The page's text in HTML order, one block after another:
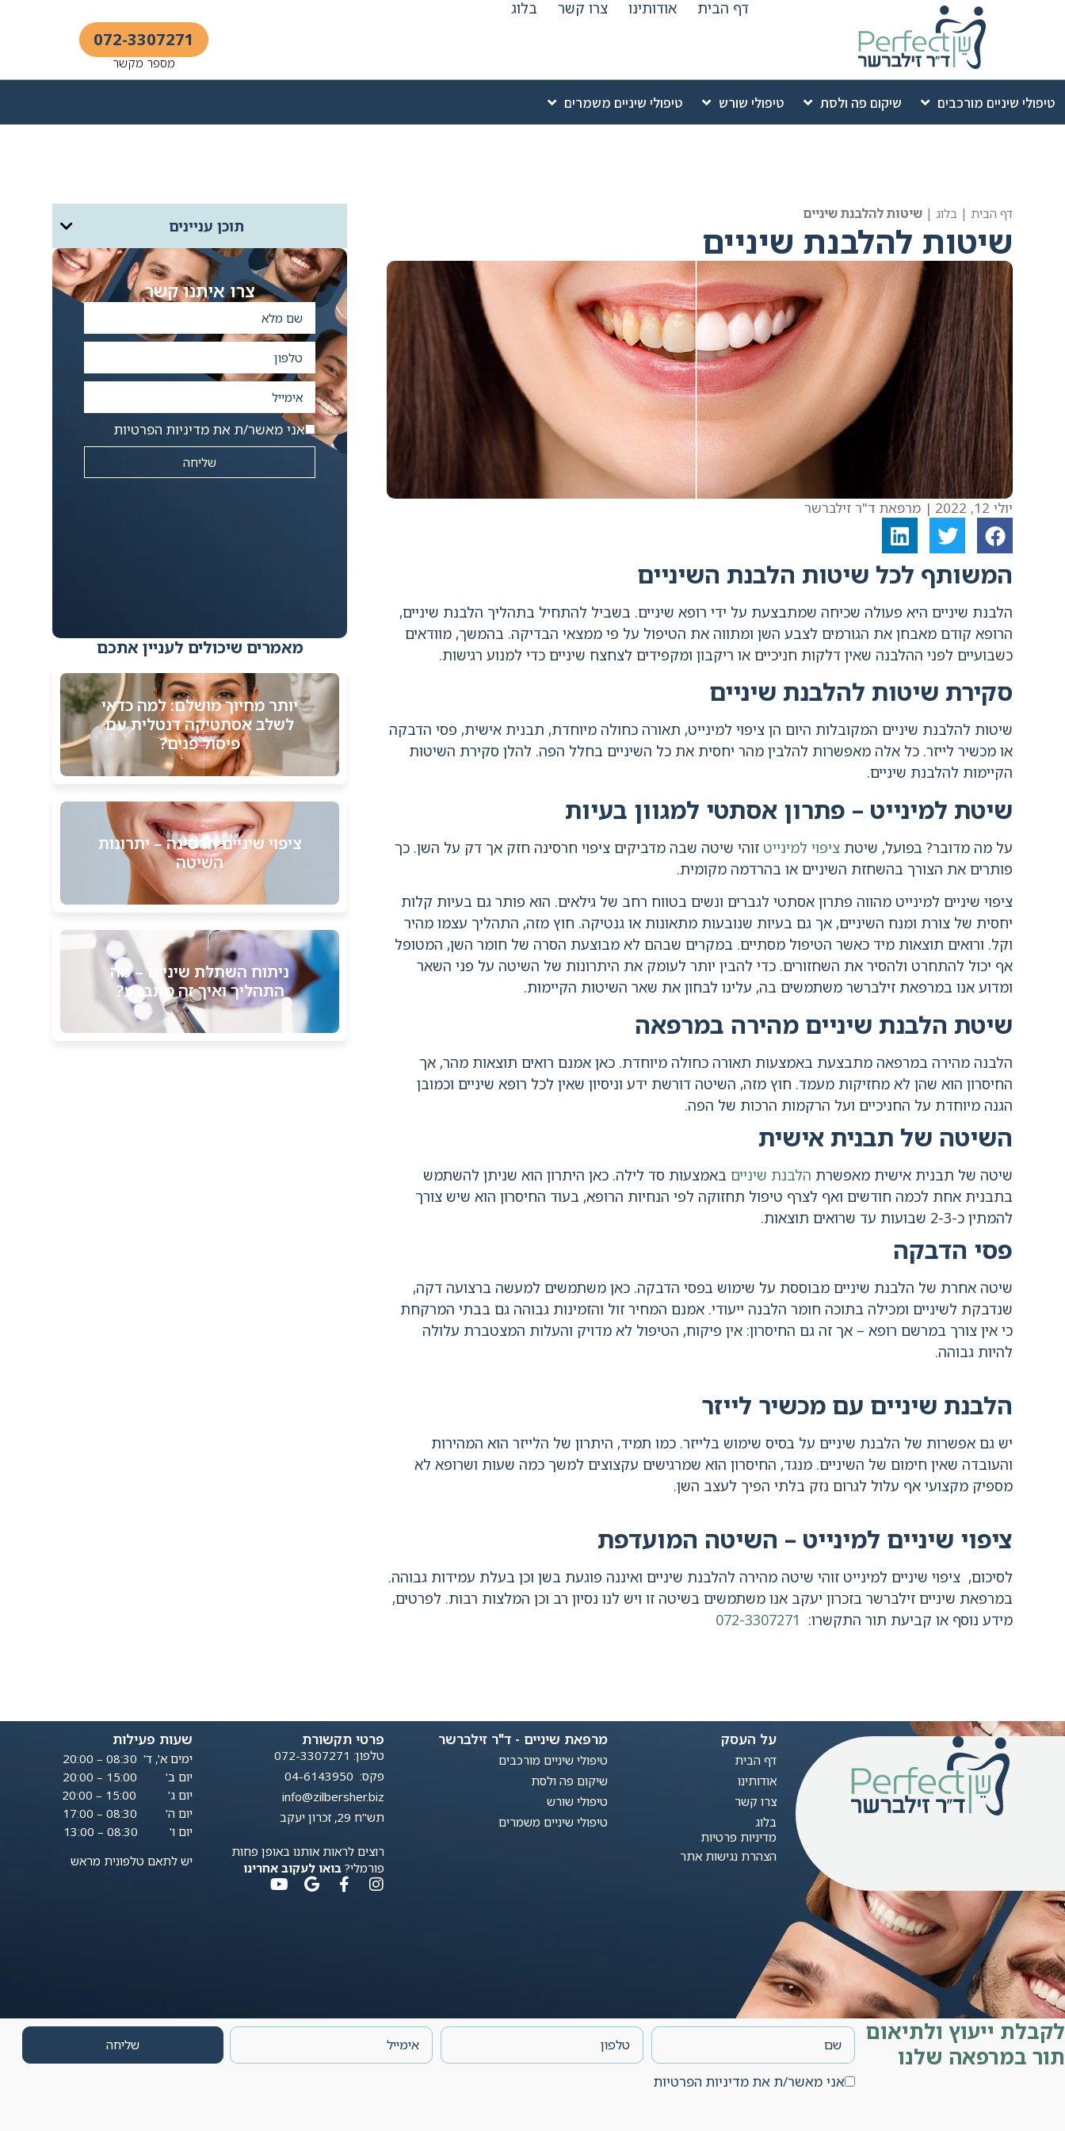
דף הבית אודותינו צרו קשר בלוג
072-3307271
מספר מקשר
טיפולי שיניים מורכבים שיקום פה ולסת טיפולי שורש טיפולי שיניים משמרים
דף הבית | בלוג | שיטות להלבנת שיניים
שיטות להלבנת שיניים
יולי 12, 2022 | מרפאת ד"ר זילברשר
המשותף לכל שיטות הלבנת השיניים
הלבנת שיניים היא פעולה שכיחה שמתבצעת על ידי רופא שיניים. בשביל להתחיל בתהליך הלבנת שיניים,
הרופא קודם מאבחן את הגורמים לצבע השן ומתווה את הטיפול על פי ממצאי הבדיקה. בהמשך, מוודאים
כשבועיים לפני ההלבנה שאין דלקות חניכיים או ריקבון ומקפידים לצחצח שיניים כדי למנוע רגישות.
סקירת שיטות להלבנת שיניים
שיטות להלבנת שיניים המקובלות היום הן ציפוי למינייט, תאורה כחולה מיוחדת, תבנית אישית, פסי הדבקה
או מכשיר לייזר. כל אלה מאפשרות להלבין מהר יחסית את כל השיניים בחלל הפה. להלן סקירת השיטות
הקיימות להלבנת שיניים.
שיטת למינייט – פתרון אסתטי למגוון בעיות
על מה מדובר? בפועל, שיטת ציפוי למינייט זוהי שיטה שבה מדביקים ציפוי חרסינה חזק אך דק על השן. כך
פותרים את הצורך בהשחזת השיניים או בהרדמה מקומית.
ציפוי שיניים למינייט מהווה פתרון אסתטי לגברים ונשים בטווח רחב של גילאים. הוא פותר גם בעיות קלות
יחסית של צורת ומנח השיניים, אך גם בעיות שנובעות מתאונות או גנטיקה. חוץ מזה, התהליך עצמו מהיר
וקל. ורואים תוצאות מיד כאשר הטיפול מסתיים. במקרים שבהם לא מבוצעת הסרה של חומר השן, המטופל
אף יכול להתחרט ולהסיר את השחזורים. כדי להבין יותר לעומק את היתרונות של השיטה על פני השאר
ומדוע אנו במרפאת זילברשר משתמשים בה, עלינו לבחון את שאר השיטות הקיימות.
שיטת הלבנת שיניים מהירה במרפאה
הלבנה מהירה במרפאה מתבצעת באמצעות תאורה כחולה מיוחדת. כאן אמנם רואים תוצאות מהר, אך
החיסרון הוא שהן לא מחזיקות מעמד. חוץ מזה, השיטה דורשת ידע וניסיון שאין לכל רופא שיניים וכמובן
הגנה מיוחדת על החניכיים ועל הרקמות הרכות של הפה.
השיטה של תבנית אישית
שיטה של תבנית אישית מאפשרת הלבנת שיניים באמצעות סד לילה. כאן היתרון הוא שניתן להשתמש
בתבנית אחת לכמה חודשים ואף לצרף טיפול תחזוקה לפי הנחיות הרופא, בעוד החיסרון הוא שיש צורך
להמתין כ-2-3 שבועות עד שרואים תוצאות.
פסי הדבקה
שיטה אחרת של הלבנת שיניים מבוססת על שימוש בפסי הדבקה. כאן משתמשים למעשה ברצועה דקה,
שנדבקת לשיניים ומכילה בתוכה חומר הלבנה ייעודי. אמנם המחיר זול והזמינות גבוהה גם בבתי המרקחת
כי אין צורך במרשם רופא – אך זה גם החיסרון: אין פיקוח, הטיפול לא מדויק והעלות המצטברת עלולה
להיות גבוהה.
הלבנת שיניים עם מכשיר לייזר
יש גם אפשרות של הלבנת שיניים על בסיס שימוש בלייזר. כמו תמיד, היתרון של הלייזר הוא המהירות
והעובדה שאין חימום של השיניים. מנגד, החיסרון הוא שמרגישים עקצוצים למשך כמה שעות ושרופא לא
מספיק מקצועי אף עלול לגרום נזק בלתי הפיך לעצב השן.
ציפוי שיניים למינייט – השיטה המועדפת
לסיכום, ציפוי שיניים למינייט זוהי שיטה מהירה להלבנת שיניים ואיננה פוגעת בשן וכן בעלת עמידות גבוהה.
במרפאת שיניים זילברשר בזכרון יעקב אנו משתמשים בשיטה זו ויש לנו נסיון רב וכן המלצות רבות. לפרטים,
מידע נוסף או קביעת תור התקשרו: 072-3307271
תוכן עניינים
צרו איתנו קשר
אני מאשר/ת את מדיניות הפרטיות
שליחה
מאמרים שיכולים לעניין אתכם
יותר מחיוך מושלם: למה כדאי
לשלב אסתטיקה דנטלית עם
פיסול פנים?
ציפוי שיניים חרסינה – יתרונות
השיטה
ניתוח השתלת שיניים – מה
התהליך ואיך זה מתבצע?
על העסק
דף הבית
אודותינו
צרו קשר
בלוג
מדיניות פרטיות
הצהרת נגישות אתר
מרפאת שיניים - ד"ר זילברשר
טיפולי שיניים מורכבים
שיקום פה ולסת
טיפולי שורש
טיפולי שיניים משמרים
פרטי תקשורת
טלפון: 072-3307271
פקס: 04-6143950
info@zilbersher.biz
תש"ח 29, זכרון יעקב
רוצים לראות אותנו באופן פחות
פורמלי? בואו לעקוב אחרינו
שעות פעילות
ימים א', ד' 08:30 – 20:00
יום ב' 15:00 – 20:00
יום ג' 15:00 – 20:00
יום ה' 08:30 – 17:00
יום ו' 08:30 – 13:00
יש לתאם טלפונית מראש
לקבלת ייעוץ ולתיאום
תור במרפאה שלנו
אני מאשר/ת את מדיניות הפרטיות
שליחה